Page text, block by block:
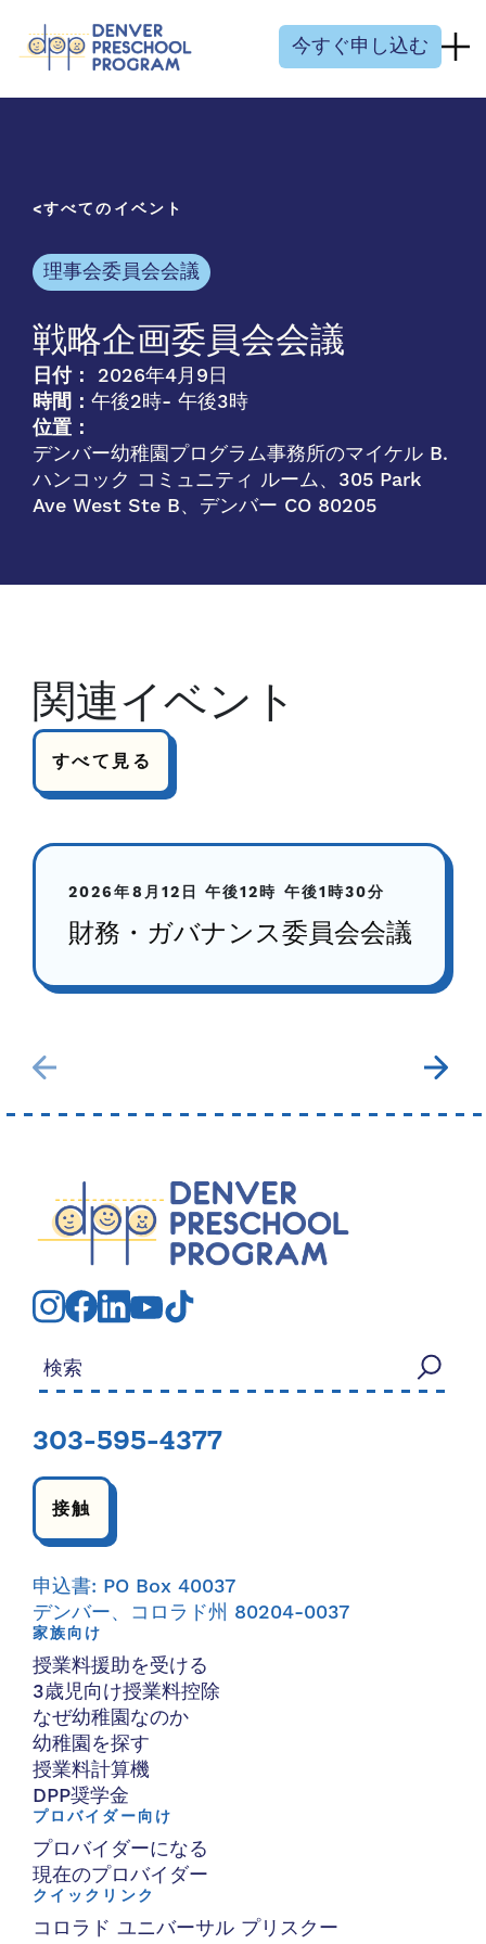
今すぐ申し込む
すべてのイベント
理事会委員会会議
戦略企画委員会会議
日付：
2026年4月9日
時間： 午後2時- 午後3時
位置：
デンバー幼稚園プログラム事務所のマイケル B.
ハンコック コミュニティ ルーム、305 Park
Ave West Ste B、デンバー CO 80205
関連イベント
すべて見る
2026年8月12日 午後12時 午後1時30分
財務・ガバナンス委員会会議
検索する：
303-595-4377
接触
申込書: PO Box 40037
デンバー、コロラド州 80204-0037
家族向け
授業料援助を受ける
3歳児向け授業料控除
なぜ幼稚園なのか
幼稚園を探す
授業料計算機
DPP奨学金
プロバイダー向け
プロバイダーになる
現在のプロバイダー
クイックリンク
コロラド ユニバーサル プリスクー